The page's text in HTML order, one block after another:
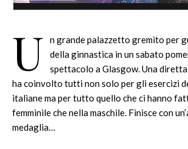
U
n grande palazzetto gremito per
della ginnastica in un sabato
spettacolo a Glasgow. Una
ha coinvolto tutti non solo per gli esercizi
italiane ma per tutto quello che ci hanno
femminile che nella maschile. Finisce con
medaglia…